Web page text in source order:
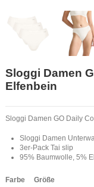
Sloggi Damen
Elfenbein
Sloggi Damen GO Daily
Sloggi Damen
3er-Pack Tai slip
95% Baumwolle, 5%
Farbe
Größe